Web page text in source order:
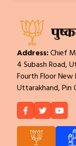
Address:Chief
4 Subash Road,
Fourth Floor New
Uttarakhand, Pin